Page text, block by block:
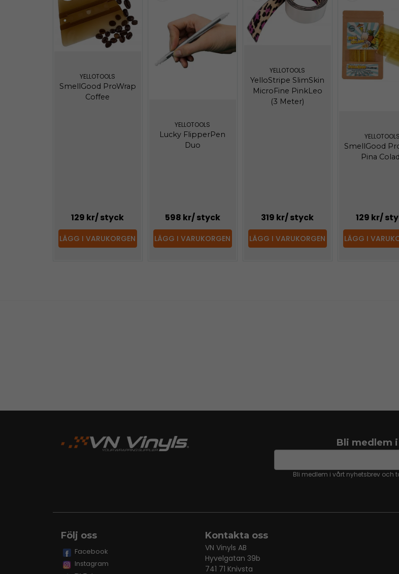
YELLOTOOLS
SmellGood ProWrap
Coffee
129 kr/ styck
LÄGG I VARUKORGEN
YELLOTOOLS
Lucky FlipperPen
Duo
598 kr/ styck
LÄGG I VARUKORGEN
YELLOTOOLS
YelloStripe SlimSkin
MicroFine PinkLeo
(3 Meter)
319 kr/ styck
LÄGG I VARUKORGEN
YELLOTOOLS
SmellGood
Pina
129 kr/
LÄGG I
Bli medlem
email
Bli medlem i vårt nyhetsbrev och
Följ oss
Facebook
Instagram
Kontakta oss
VN Vinyls AB
Hyvelgatan 39b
741 71 Knivsta